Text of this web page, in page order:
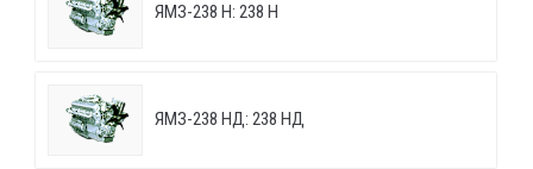
ЯМЗ-238 Н: 238 Н
ЯМЗ-238 НД: 238 НД